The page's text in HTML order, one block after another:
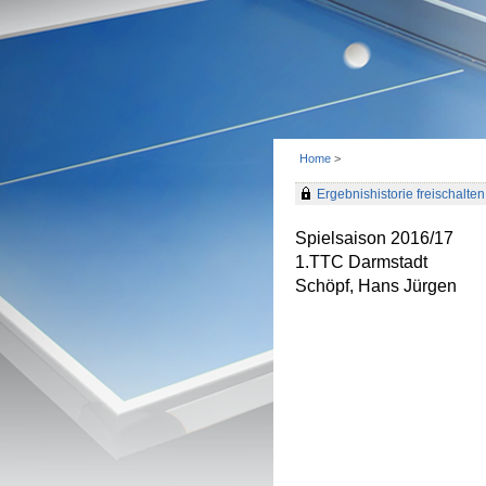
Home >
Ergebnishistorie freischalten
Spielsaison 2016/17
1.TTC Darmstadt
Schöpf, Hans Jürgen